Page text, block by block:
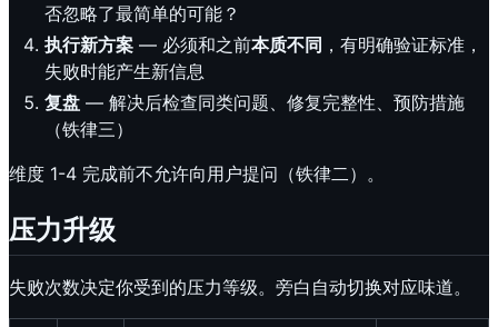
否忽略了最简单的可能？
执行新方案 — 必须和之前本质不同 ，有明确验证标准，
失败时能产生新信息
复盘 — 解决后检查同类问题、修复完整性、预防措施
（铁律三）
维度 1-4 完成前不允许向用户提问（铁律二）。
压力升级
失败次数决定你受到的压力等级。旁白自动切换对应味道。